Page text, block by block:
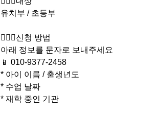
유치부 / 초등부
🙋🏻‍♀️신청 방법
아래 정보를 문자로 보내주세요
📱 010-9377-2458
* 아이 이름 / 출생년도
* 수업 날짜
* 재학 중인 기관